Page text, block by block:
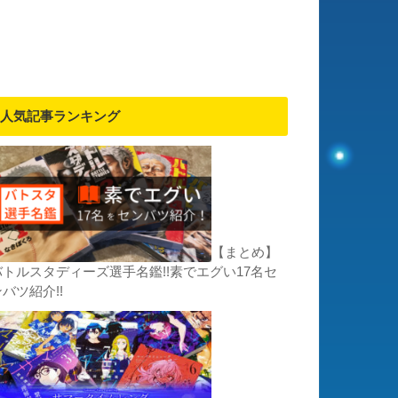
人気記事ランキング
【まとめ】
トルスタディーズ選手名鑑!!素でエグい17名セ
バツ紹介!!